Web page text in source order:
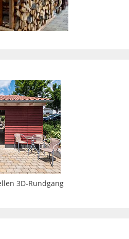
3D-Rundgang